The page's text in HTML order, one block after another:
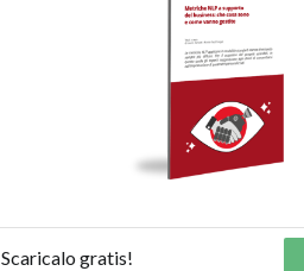
Scaricalo gratis!